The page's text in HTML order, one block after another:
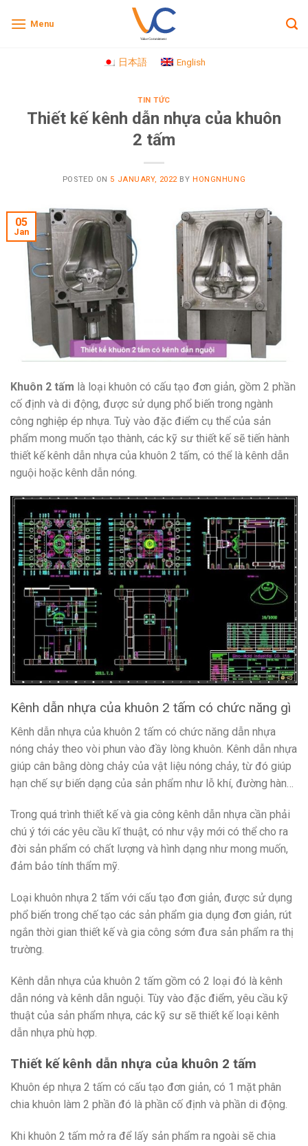
Menu
日本語 English
TIN TỨC
Thiết kế kênh dẫn nhựa của khuôn
2 tấm
POSTED ON 5 JANUARY, 2022 BYHONGNHUNG
05
Jan
Khuôn 2 tấm là loại khuôn có cấu tạo đơn giản, gồm 2 phần
cố định và di động, được sử dụng phổ biến trong ngành
công nghiệp ép nhựa. Tuỳ vào đặc điểm cụ thể của sản
phẩm mong muốn tạo thành, các kỹ sư thiết kế sẽ tiến hành
thiết kế kênh dẫn nhựa của khuôn 2 tấm, có thể là kênh dẫn
nguội hoặc kênh dẫn nóng.
Kênh dẫn nhựa của khuôn 2 tấm có chức năng gì
Kênh dẫn nhựa của khuôn 2 tấm có chức năng dẫn nhựa
nóng chảy theo vòi phun vào đầy lòng khuôn. Kênh dẫn nhựa
giúp cân bằng dòng chảy của vật liệu nóng chảy, từ đó giúp
hạn chế sự biến dạng của sản phẩm như lỗ khí, đường hàn…
Trong quá trình thiết kế và gia công kênh dẫn nhựa cần phải
chú ý tới các yêu cầu kĩ thuật, có như vậy mới có thể cho ra
đời sản phẩm có chất lượng và hình dạng như mong muốn,
đảm bảo tính thẩm mỹ.
Loại khuôn nhựa 2 tấm với cấu tạo đơn giản, được sử dụng
phổ biến trong chế tạo các sản phẩm gia dụng đơn giản, rút
ngắn thời gian thiết kế và gia công sớm đưa sản phẩm ra thị
trường.
Kênh dẫn nhựa của khuôn 2 tấm gồm có 2 loại đó là kênh
dẫn nóng và kênh dẫn nguội. Tùy vào đặc điểm, yêu cầu kỹ
thuật của sản phẩm nhựa, các kỹ sư sẽ thiết kế loại kênh
dẫn nhựa phù hợp.
Thiết kế kênh dẫn nhựa của khuôn 2 tấm
Khuôn ép nhựa 2 tấm có cấu tạo đơn giản, có 1 mặt phân
chia khuôn làm 2 phần đó là phần cố định và phần di động.
Khi khuôn 2 tấm mở ra để lấy sản phẩm ra ngoài sẽ chia